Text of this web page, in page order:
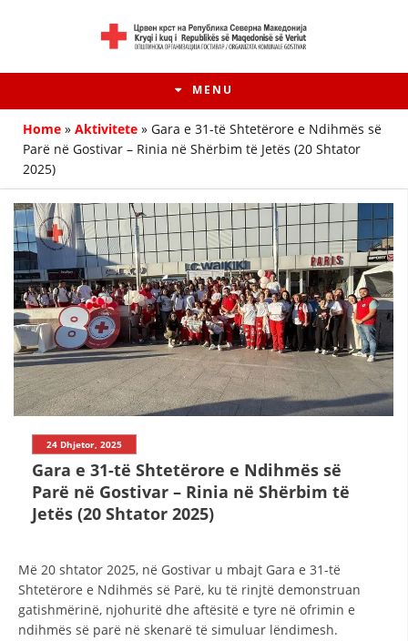
MENU
HISTORIA E LËVIZJES
HISTORIA E KRYQIT TË KUQ
STRUKTURA E ORGANIZATËS
LIGJI I KRYQIT TË KUQ
Home » Aktivitete » Gara e 31-të Shtetërore e Ndihmës së
Parë në Gostivar – Rinia në Shërbim të Jetës (20 Shtator
2025)
24 Dhjetor, 2025
Gara e 31-të Shtetërore e Ndihmës së
Parë në Gostivar – Rinia në Shërbim të
Jetës (20 Shtator 2025)
Më 20 shtator 2025, në Gostivar u mbajt Gara e 31-të
Shtetërore e Ndihmës së Parë, ku të rinjtë demonstruan
gatishmërinë, njohuritë dhe aftësitë e tyre në ofrimin e
ndihmës së parë në skenarë të simuluar lëndimesh.